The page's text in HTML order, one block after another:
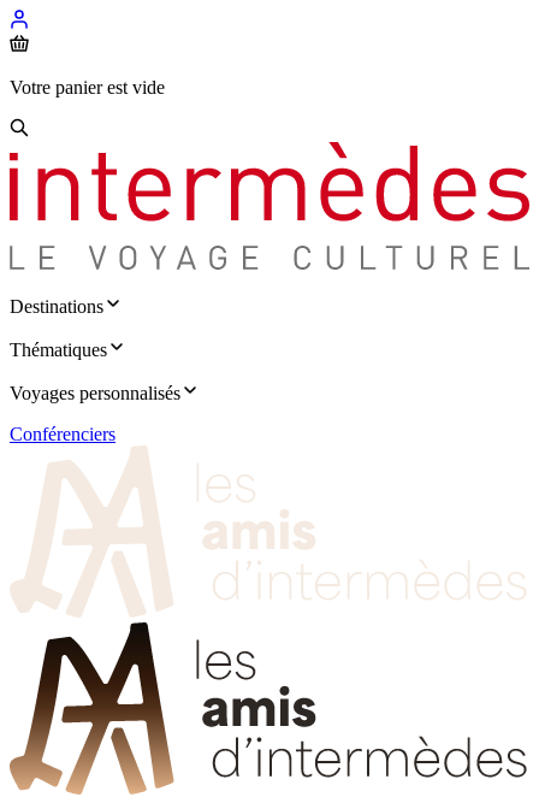
Votre panier est vide
Destinations
Thématiques
Voyages personnalisés
Conférenciers